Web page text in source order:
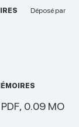
Déposé par
PDF, 0.09 MO